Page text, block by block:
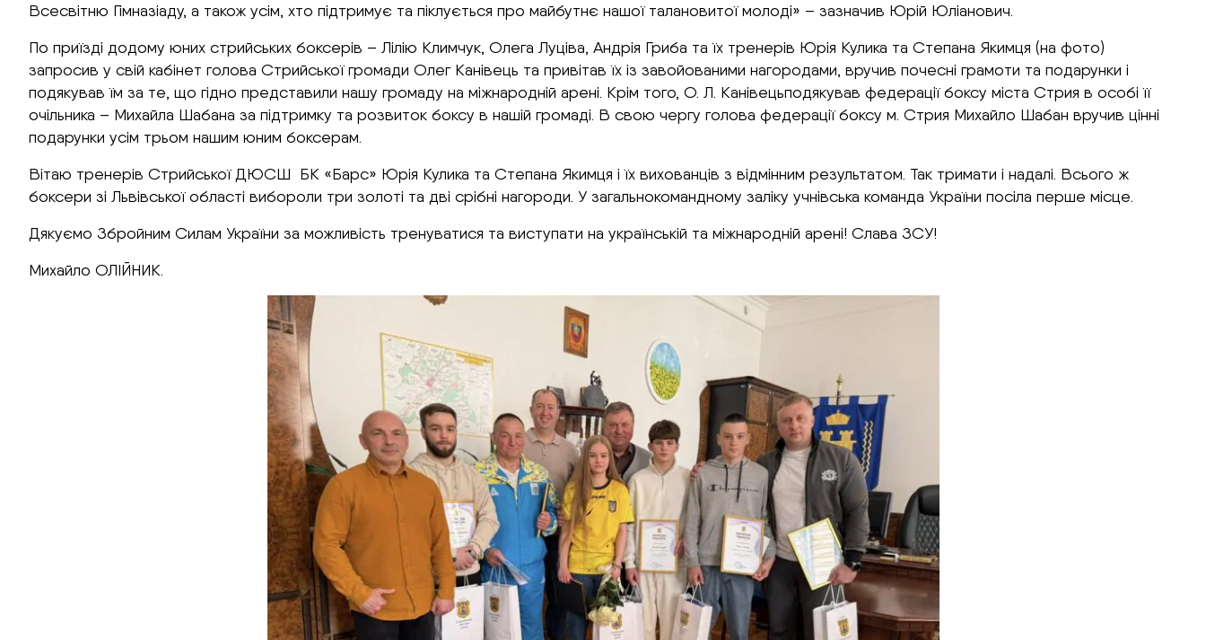
Всесвітню Гімназіаду, а також усім, хто підтримує та піклується про майбутнє нашої талановитої молоді» – зазначив Юрій Юліанович.
По приїзді додому юних стрийських боксерів – Лілію Климчук, Олега Луціва, Андрія Гриба та їх тренерів Юрія Кулика та Степана Якимця (на фото)
запросив у свій кабінет голова Стрийської громади Олег Канівець та привітав їх із завойованими нагородами, вручив почесні грамоти та подарунки і
подякував їм за те, що гідно представили нашу громаду на міжнародній арені. Крім того, О. Л. Канівецьподякував федерації боксу міста Стрия в особі її
очільника – Михайла Шабана за підтримку та розвиток боксу в нашій громаді. В свою чергу голова федерації боксу м. Стрия Михайло Шабан вручив цінні
подарунки усім трьом нашим юним боксерам.
Вітаю тренерів Стрийської ДЮСШ БК «Барс» Юрія Кулика та Степана Якимця і їх вихованців з відмінним результатом. Так тримати і надалі. Всього ж
боксери зі Львівської області вибороли три золоті та дві срібні нагороди. У загальнокомандному заліку учнівська команда України посіла перше місце.
Дякуємо Збройним Силам України за можливість тренуватися та виступати на українській та міжнародній арені! Слава ЗСУ!
Михайло ОЛІЙНИК.